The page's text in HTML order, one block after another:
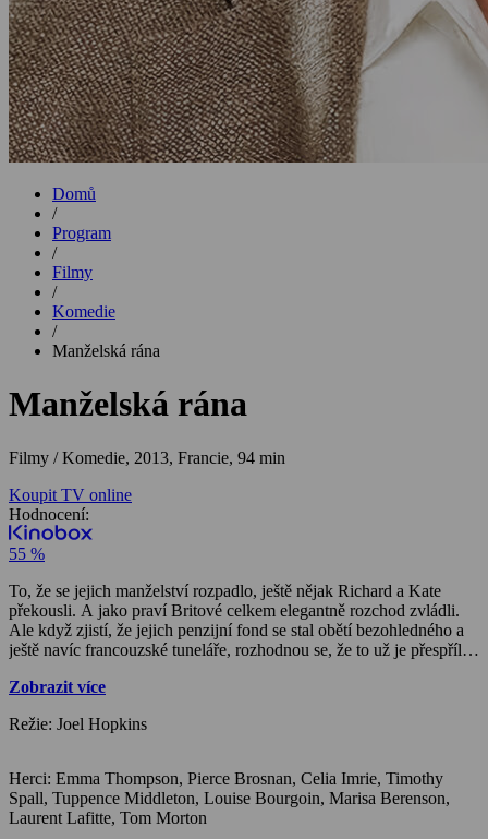
Domů
/
Program
/
Filmy
/
Komedie
/
Manželská rána
Manželská rána
Filmy / Komedie, 2013, Francie, 94 min
Koupit TV online
Hodnocení:
55 %
To, že se jejich manželství rozpadlo, ještě nějak Richard a Kate
překousli. A jako praví Britové celkem elegantně rozchod zvládli.
Ale když zjistí, že jejich penzijní fond se stal obětí bezohledného a
ještě navíc francouzské tuneláře, rozhodnou se, že to už je přespříliš.
své snoubence diamant za 10 miliónů dolarů a je rozhodnuto.
tak zahojit i pomstít. Tato jejich výprava, která je zavede z Londýna
špičkování a škádlení, není jejich vztah až tak úplně vyhaslý.
Zobrazit více
Režie: Joel Hopkins
Herci: Emma Thompson, Pierce Brosnan, Celia Imrie, Timothy
Spall, Tuppence Middleton, Louise Bourgoin, Marisa Berenson,
Laurent Lafitte, Tom Morton